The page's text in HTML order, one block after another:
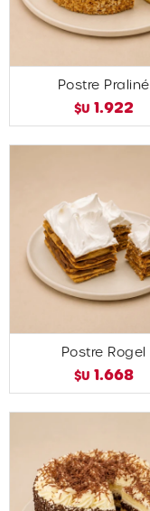
Postre Praliné
$U 1.922
Postre Rogel
$U 1.668